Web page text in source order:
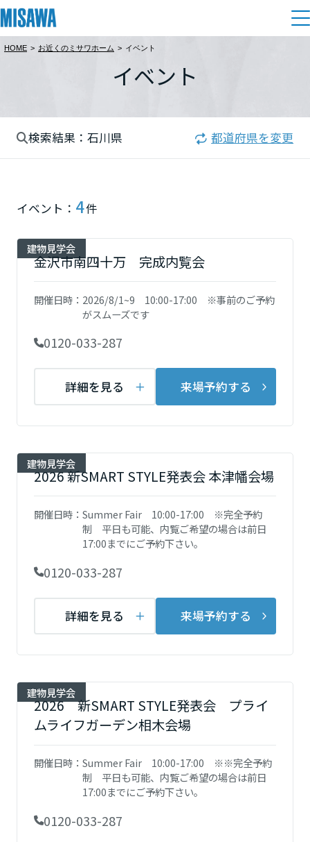
住まい
商品ラインアップ
テクノロジー（住まいの性能）
建築事例・建築実例
デザイナーズギャラリー
インテリア
住まいづくりガイド
分譲住宅（建売・土地）検索
中古住宅検索
分譲マンション検索
[MISAWA RELAY]
住まいの売却
多彩な動画やこだわりが詰まった建築実例、注目の最新情報など、住
まいづくりを楽しく学べるデジタルラウンジです。
ホームラウンジ 新築・戸建て
個人のお客さま
店舗・各種施設
企業不動産活用（CRE）戦略
医療・介護・子育て・障がい福祉施設
これから土地活用・賃貸経営をご検討の方
に役立つ多彩な情報を幅広くお届けします。
ホームラウンジ 土地活用・賃貸経営
ミサワリフォームとは
リフォームの流れ
リフォームメニュー
リフォーム事例
事業用リノベーション
ホテル・旅館リフォーム
リフォーム営業所
これからリフォームをご検討の方
ームの具体策とアイデアを豊富にご用意しています。
ホームラウンジ リフォーム
まちづくり
複合開発・投資開発
複合開発事業（ASMACI-アスマチ-）
再開発・官民連携事業
分譲マンション開発事業
収益不動産・投資開発事業
事業用売買
すべてのフィールドに新しい価値をデザインし、持続可能な未来志向
のまちづくりを実現していきます。
ミサワゼネラルソリューション
オーナーサポート
サポートメニュー
住まいるりんぐ（ロングサポート）
保証制度
アフターメンテナンス
ミサワリフォーム
ご相談窓口
お客様センター
ミサワホームオーナーさま・リフォーム工事ご契約者さまとミサワホ
ームを結ぶコミュニケーションサイト。お得・便利・安心なコンテン
企業・IR情報
企業・IR
IR情報
SDGs
採用情報
中途採用
障がい者採用
ウエルネス事業
住まいのご相談
HOME > お近くのミサワホーム > イベント
イベント
検索結果：石川県 都道府県を変更
イベント： 4件
建物見学会
金沢市南四十万 完成内覧会
開催日時： 2026/8/1~9 10:00-17:00 ※事前のご予約
がスムーズです
0120-033-287
詳細を見る 来場予約する
建物見学会
2026 新SMART STYLE発表会 本津幡会場
開催日時： Summer Fair 10:00-17:00 ※完全予約
制 平日も可能、内覧ご希望の場合は前日
17:00までにご予約下さい。
0120-033-287
詳細を見る 来場予約する
建物見学会
2026 新SMART STYLE発表会 プライ
ムライフガーデン相木会場
開催日時： Summer Fair 10:00-17:00 ※※完全予約
制 平日も可能、内覧ご希望の場合は前日
17:00までにご予約下さい。
0120-033-287
都道府県を選択
東北
青森県
岩手県
宮城県
秋田県
山形県
福島県
茨城県
群馬県
埼玉県